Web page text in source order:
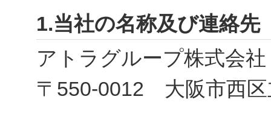
1.当社の名称及び連絡先
アトラグループ株式会社
〒550-0012 大阪市西